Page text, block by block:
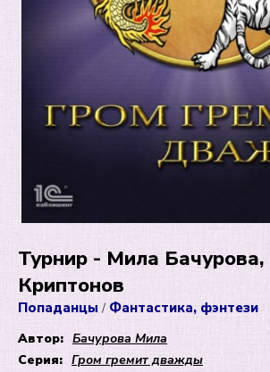
Турнир - Мила Бачурова,
Криптонов
Попаданцы / Фантастика, фэнтези
Автор: Бачурова Мила
Серия: Гром гремит дважды